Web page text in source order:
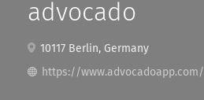
advocado
10117 Berlin, Germany
https://www.advocadoapp.com/